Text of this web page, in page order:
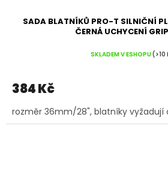
SADA BLATNÍKŮ PRO-T SILNIČNÍ
ČERNÁ UCHYCENÍ
SKLADEM V ESHOPU(>10
384 Kč
rozměr 36mm/28", blatníky vyžadují